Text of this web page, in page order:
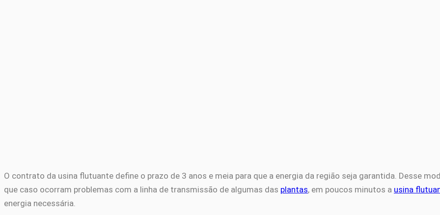
O contrato da usina flutuante define o prazo de 3 anos e meia para que a energia da região seja garantida. Desse
que caso ocorram problemas com a linha de transmissão de algumas das plantas, em poucos minutos a usina
energia necessária.